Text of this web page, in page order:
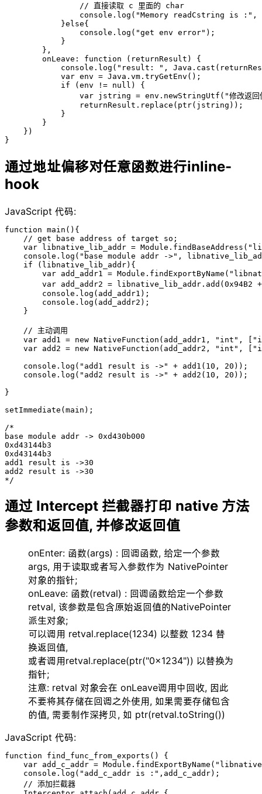
                // 直接读取 c 里面的 char
console.log("Memory readCstring is :",
            }else{
                console.log("get env error");
            }
        },
        onLeave: function (returnResult) {
console.log("result: ",
            var env = Java.vm.tryGetEnv();
            if (env != null) {
var jstring = env.newStringUtf("修改返回
                returnResult.replace(ptr(jstring));
            }
        }
    })
}
通过地址偏移对任意函数进行inline-
hook
JavaScript 代码:
function main(){
    // get base address of target so;
var libnative_lib_addr =
console.log("base module addr ->",
    if (libnative_lib_addr){
var add_addr1 =
var add_addr2 = libnative_lib_addr.add(0x94B2 +
        console.log(add_addr1);
        console.log(add_addr2);
    }
    // 主动调用
var add1 = new NativeFunction(add_addr1, "int",
var add2 = new NativeFunction(add_addr2, "int",
    console.log("add1 result is ->" + add1(10, 20));
    console.log("add2 result is ->" + add2(10, 20));
}
setImmediate(main);
/*
base module addr -> 0xd430b000
0xd43144b3
0xd43144b3
add1 result is ->30
add2 result is ->30
*/
通过 Intercept 拦截器打印 native 方法
参数和返回值, 并修改返回值
onEnter: 函数(args) : 回调函数, 给定一个参数
args, 用于读取或者写入参数作为 NativePointer
对象的指针;
onLeave: 函数(retval) : 回调函数给定一个参数
retval, 该参数是包含原始返回值的NativePointer
派生对象;
可以调用 retval.replace(1234) 以整数 1234 替
换返回值,
或者调用retval.replace(ptr("0x1234")) 以替换为
指针;
注意: retval 对象会在 onLeave调用中回收, 因此
不要将其存储在回调之外使用, 如果需要存储包含
的值, 需要制作深拷贝, 如 ptr(retval.toString())
JavaScript 代码:
function find_func_from_exports() {
var add_c_addr =
    console.log("add_c_addr is :",add_c_addr);
    // 添加拦截器